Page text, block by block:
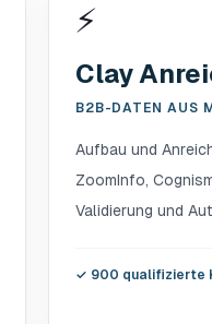
⚡
Clay
B2B-DATEN AUS
Aufbau und
ZoomInfo,
Validierung und
✓ 900 qualifizierte